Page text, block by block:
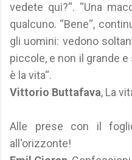
vedete qui?“. “Una
qualcuno. “Bene“,
gli uomini: vedono
piccole, e non il grande
è la vita“.
Vittorio Buttafava, La
Alle prese con il
all'orizzonte!